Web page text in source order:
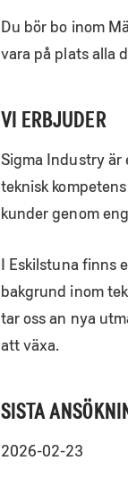
Du bör bo inom
vara på plats alla
VI ERBJUDER
Sigma Industry är
teknisk
kunder genom
I Eskilstuna finns
bakgrund inom
tar oss an nya
att växa.
SISTA
2026-02-23